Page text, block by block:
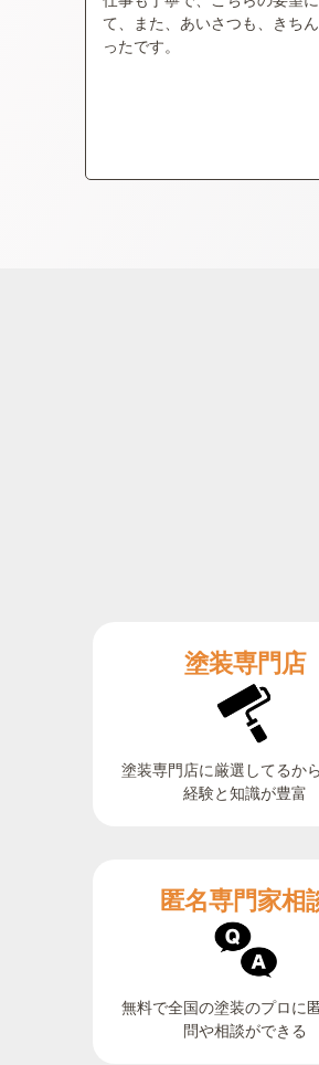
て、また、あいさつも、きち
ったです。
塗装専門店
塗装専門店に厳選してるか
経験と知識が豊富
匿名専門家相
無料で全国の塗装のプロに
問や相談ができる